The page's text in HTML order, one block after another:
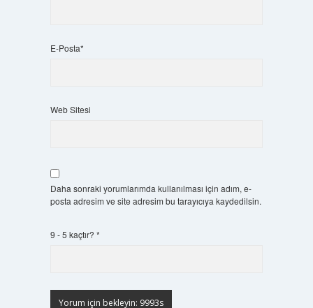
E-Posta*
Web Sitesi
Daha sonraki yorumlarımda kullanılması için adım, e-
posta adresim ve site adresim bu tarayıcıya kaydedilsin.
9 - 5 kaçtır? *